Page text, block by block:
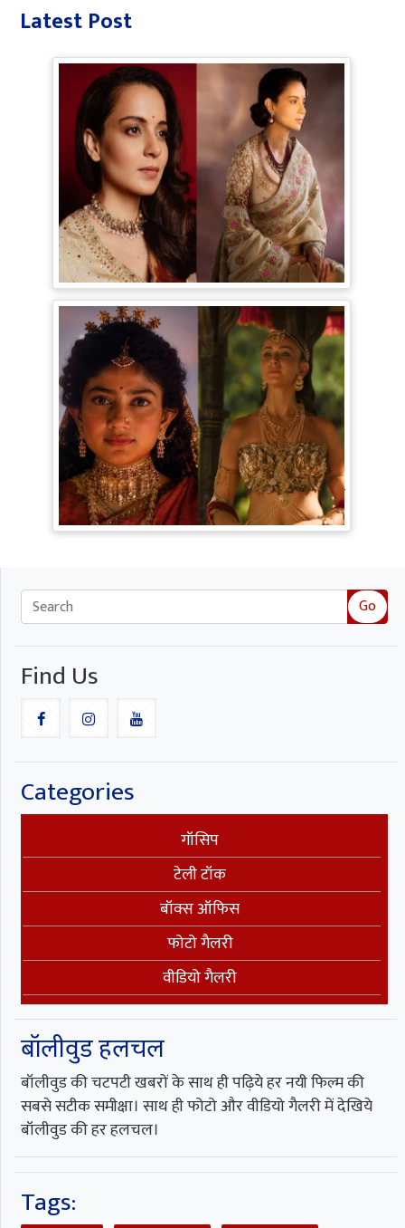
Latest Post
Bollywood Gossip: Gen Z को 'गटरछाप'
कहने वाली Kangana Ranaut के बदले सुर, दी
Digital Age में जीने की सीख
Ramayana Trailer: सीता से ज्यादा Rakul
Preet Singh की चर्चा, Shurpanakha के लुक
ने लूटी महफिल
Go
Find Us
Categories
गॉसिप
टेली टॉक
बॉक्स ऑफिस
फोटो गैलरी
वीडियो गैलरी
बॉलीवुड हलचल
बॉलीवुड की चटपटी खबरों के साथ ही पढ़िये हर नयी फिल्म की
सबसे सटीक समीक्षा। साथ ही फोटो और वीडियो गैलरी में देखिये
बॉलीवुड की हर हलचल।
Tags: